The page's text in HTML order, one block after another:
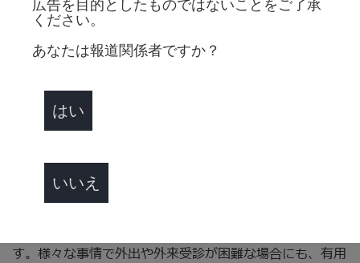
行うことが可能です。通信トラブルに対しても、通信障害
発生時にはリカバリプログラムが作動し最後に使用してい
たプログラムに自動設定されます。NeuroSphere VCは、
ことが期待されます。
独立行政法人 国立病院機構 仙台西多賀病院 脳神経外科医
DBS治療を提供できる医療機関は限られており、遠方在住
のために術後の通院等が障壁となり治療を断念される患者
さんも少なくありません。遠隔診療でのDBS治療プログラ
す。様々な事情で外出や外来受診が困難な場合にも、有用
広告を目的としたものではないことをご了承
ください。
あなたは報道関係者ですか？
はい
いいえ